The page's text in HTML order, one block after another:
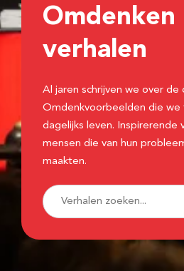
Omdenken
verhalen
Al jaren schrijven we over de
Omdenkvoorbeelden die
dagelijks leven. Inspirerende
mensen die van hun
maakten.